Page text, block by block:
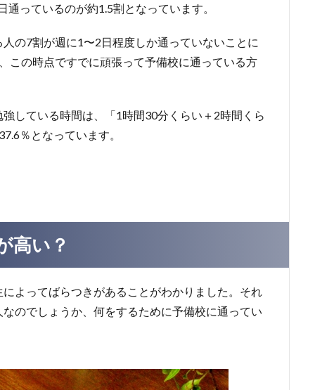
っているのが約1.5割となっています。
の7割が週に1〜2日程度しか通っていないことに
この時点ですでに頑張って予備校に通っている方
している時間は、「1時間30分くらい＋2時間くら
％となっています。
高い？
よってばらつきがあることがわかりました。それ
のでしょうか、何をするために予備校に通ってい